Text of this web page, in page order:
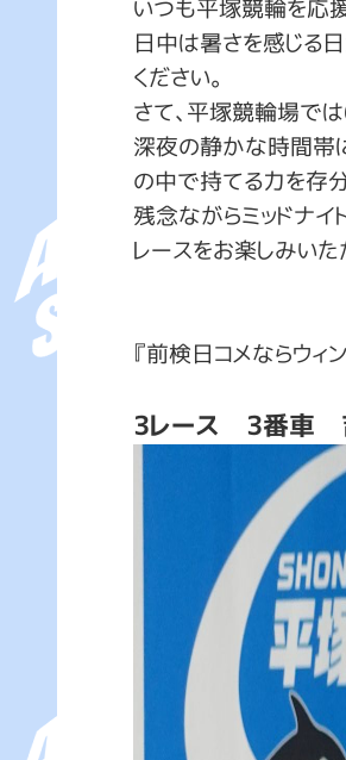
いつも平塚競輪を応
日中は暑さを感じる
ください。
さて、平塚競輪場で
深夜の静かな時間帯
の中で持てる力を存
残念ながらミッドナ
レースをお楽しみい
『前検日コメならウィ
3レース 3番車